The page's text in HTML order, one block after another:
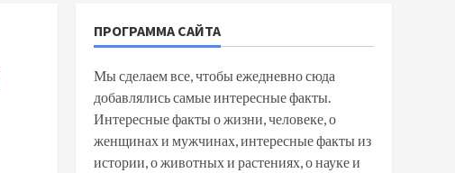
ПРОГРАММА САЙТА
Мы сделаем все, чтобы ежедневно сюда
добавлялись самые интересные факты.
Интересные факты о жизни, человеке, о
женщинах и мужчинах, интересные факты из
истории, о животных и растениях, о науке и